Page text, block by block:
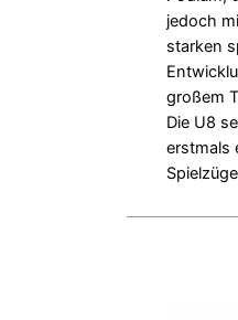
jedoch
starken
großem
Die U8
erstmals